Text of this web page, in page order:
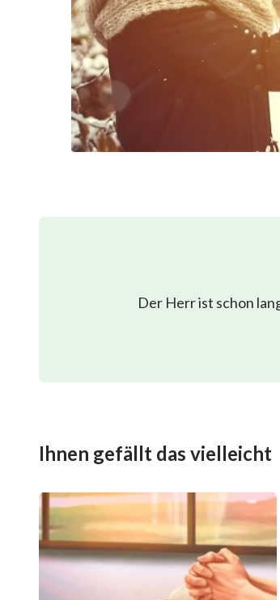
Der Herr ist schon
Ihnen gefällt das vielleicht